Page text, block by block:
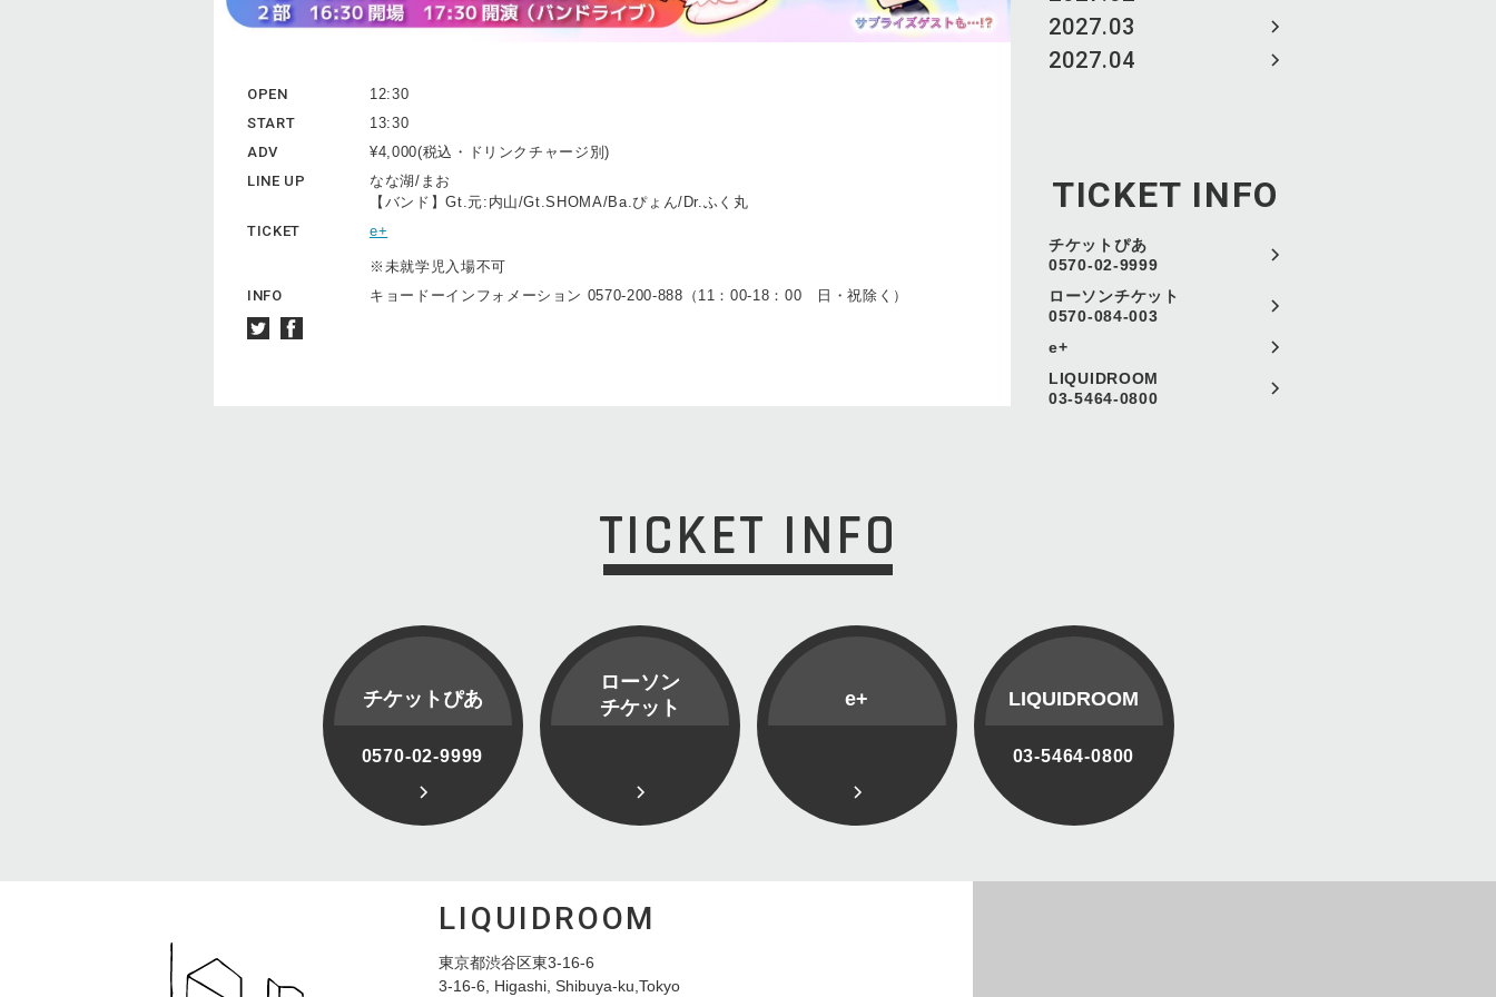
2027.03
2027.04
TICKET INFO
チケットぴあ
0570-02-9999
ローソンチケット
0570-084-003
e+
LIQUIDROOM
03-5464-0800
OPEN
12:30
START
13:30
ADV
¥4,000(税込・ドリンクチャージ別)
LINE UP
なな湖/まお
【バンド】Gt.元:内山/Gt.SHOMA/Ba.ぴょん/Dr.ふく丸
TICKET
e+
※未就学児入場不可
INFO
キョードーインフォメーション 0570-200-888（11：00-18：00 日・祝除く）
TICKET INFO
チケットぴあ
0570-02-9999
ローソン
チケット
e+ LIQUIDROOM
03-5464-0800
LIQUIDROOM
東京都渋谷区東3-16-6
3-16-6, Higashi, Shibuya-ku,Tokyo